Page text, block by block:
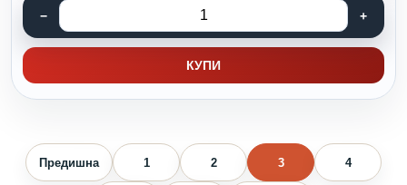
КУПИ
Предишна 1 2 3 4